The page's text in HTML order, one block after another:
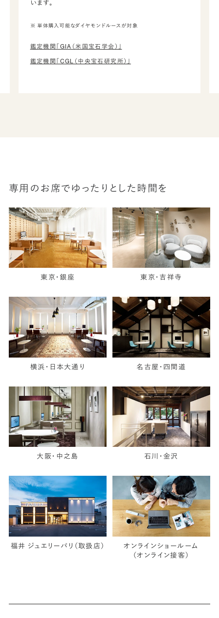
います。
※ 単体購入可能なダイヤモンドルースが対象
鑑定機関「GIA（米国宝石学会）」
鑑定機関「CGL（中央宝石研究所）」
専用のお席でゆったりとした時間を
東京・銀座 東京・吉祥寺
横浜・日本大通り 名古屋・四間道
大阪・中之島 石川・金沢
福井 ジュエリーパリ（取扱店）
オンラインショールーム
（オンライン接客）